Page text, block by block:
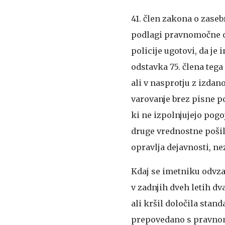
41. člen zakona o
podlagi pravnomočne
policije ugotovi, da je
odstavka 75. člena
ali v nasprotju z
varovanje brez pisne
ki ne izpolnjujejo
druge vrednostne
opravlja dejavnosti,
Kdaj se imetniku
v zadnjih dveh letih
ali kršil določila
prepovedano s